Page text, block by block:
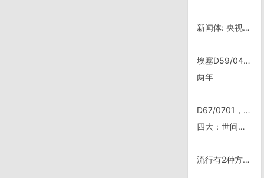
新闻体: 央视6颁奖晚会
埃塞D59/0429，Omorate
两年
D67/0701，兔儿山
四大：世间四大煞风景
流行有2种方式：一种是迎合大众的，一种是引导大众的——pigprince